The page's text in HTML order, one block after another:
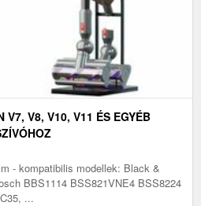
V7, V8, V10, V11 ÉS EGYÉB
- kompatibilis modellek: Black &
BBS1114 BSS821VNE4 BSS8224
...